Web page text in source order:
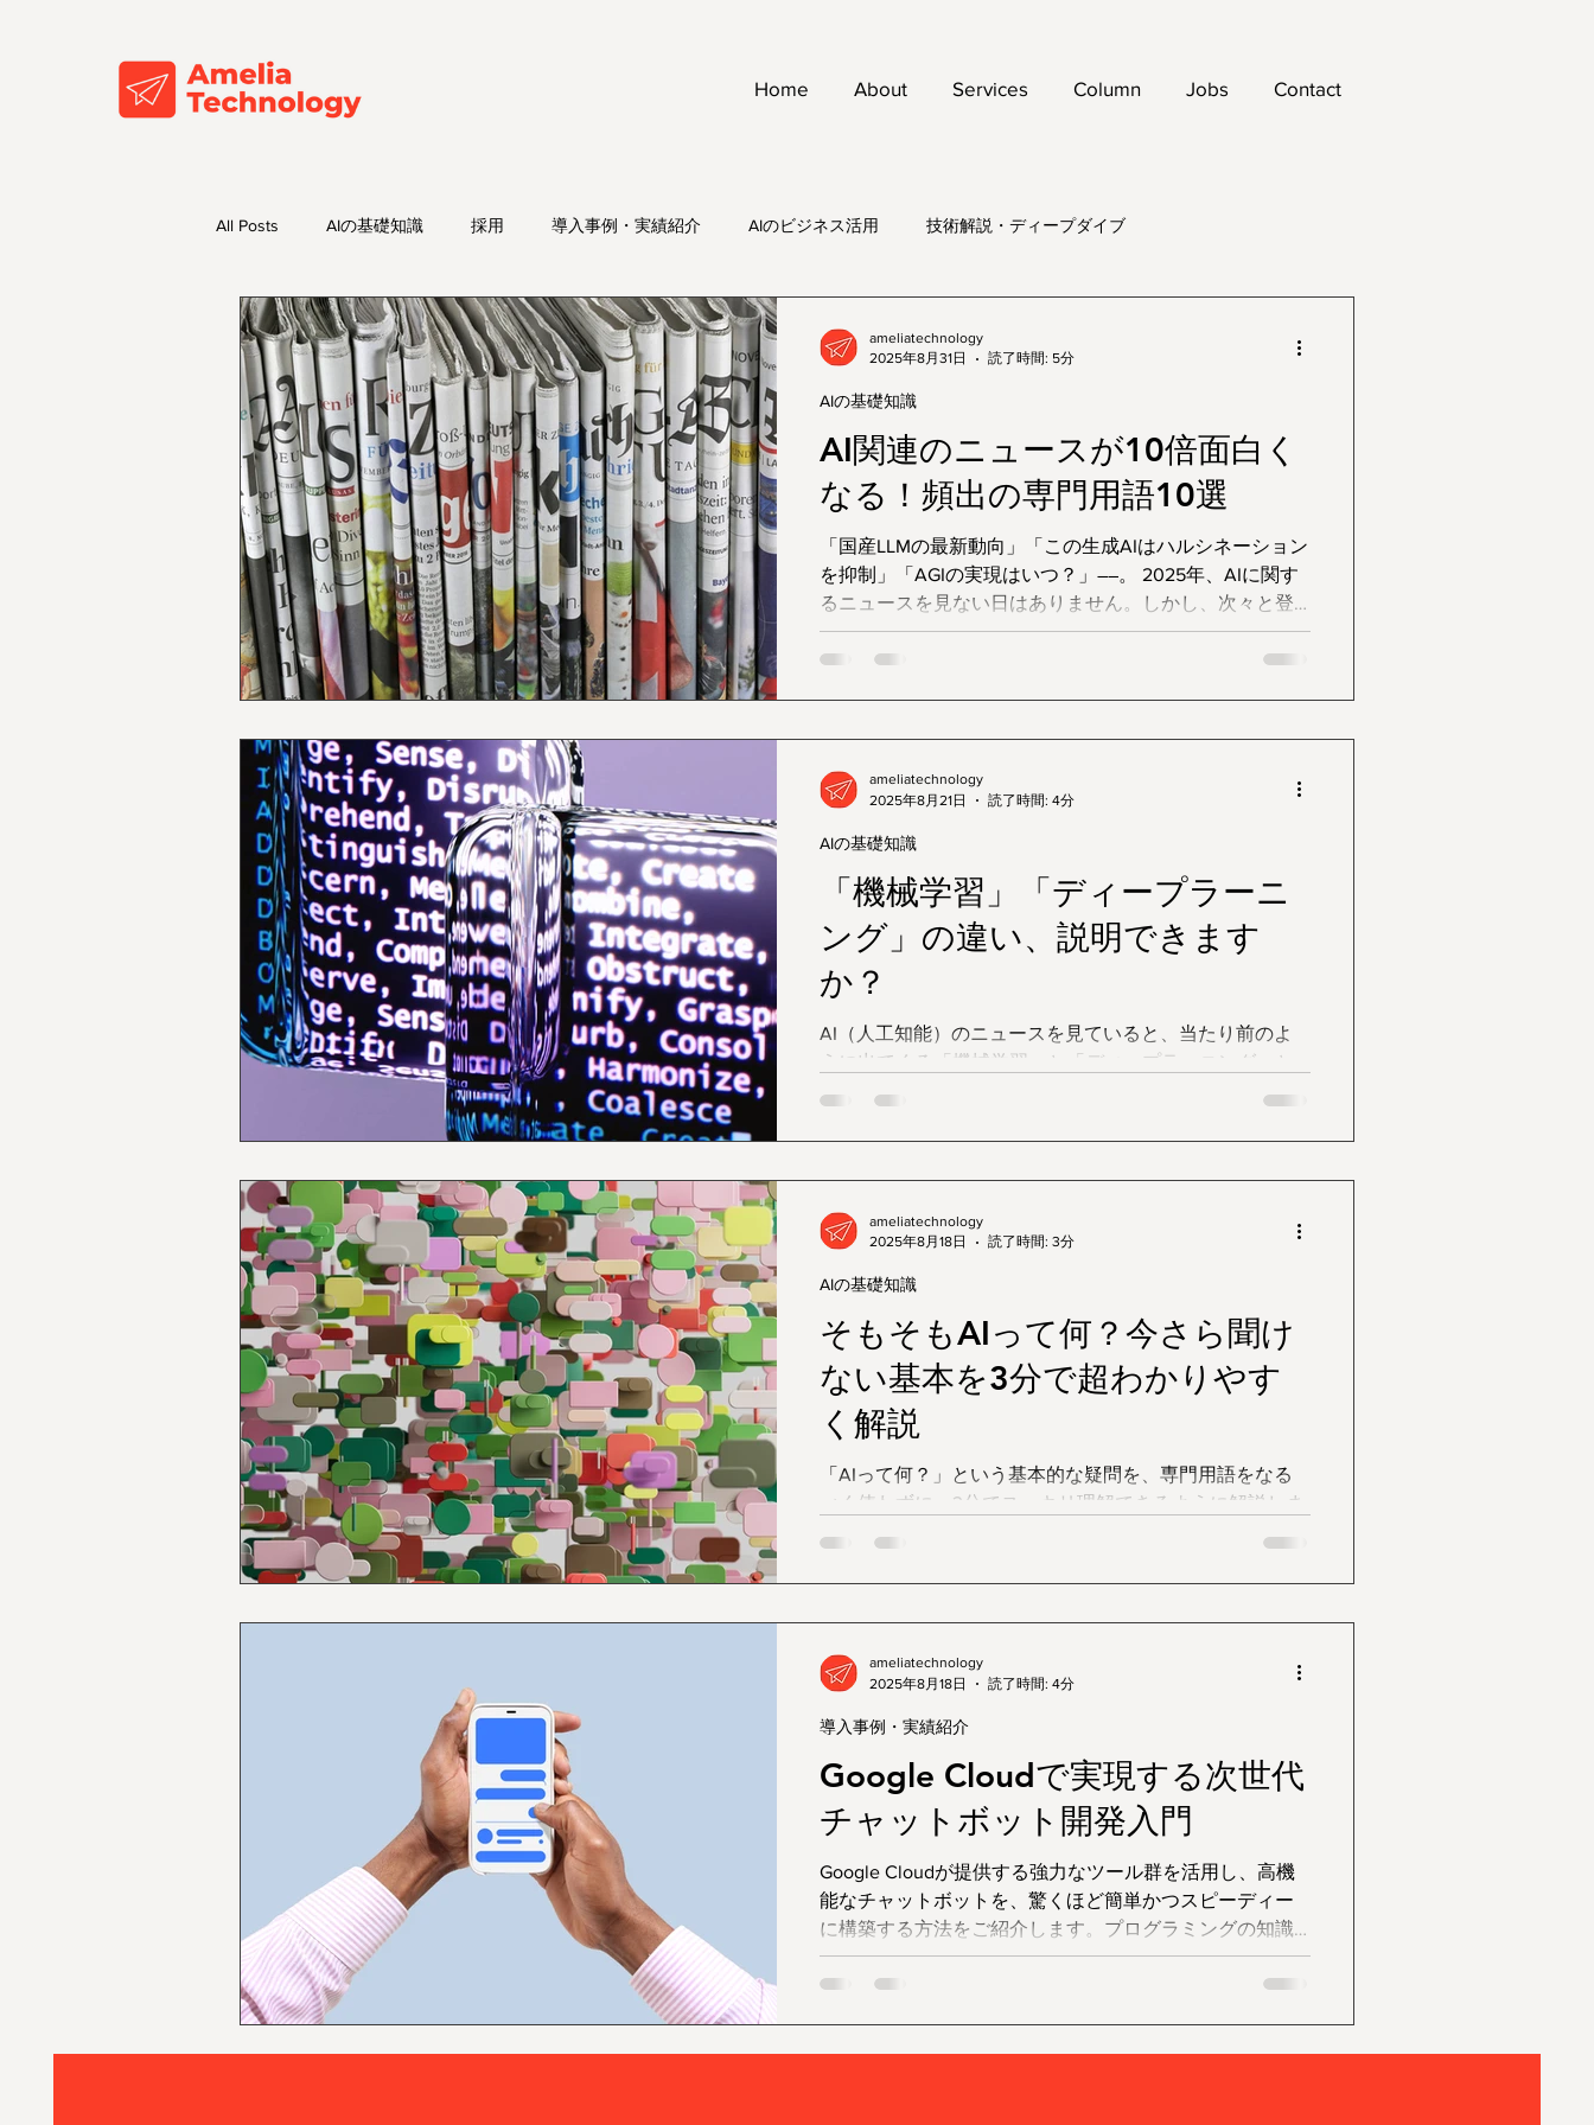
Home About Services Column Jobs Contact
All Posts AIの基礎知識 採用 導入事例・実績紹介 AIのビジネス活用 技術解説・ディープダイブ
AIトレンド・最新情報
AI関連のニュースが10倍面白く
なる！頻出の専門用語10選
「国産LLMの最新動向」「この生成AIはハルシネーション
を抑制」「AGIの実現はいつ？」――。 2025年、AIに関す
るニュースを見ない日はありません。しかし、次々と登
場するカタカナ語やアルファベットの略語に、少し戸惑
ってしまうことはないでしょうか？ 実は、頻繁に使われ
はまるで、サッカーの基本ルールを知ることで、試合観
戦が10倍楽しくなるのと同じです。 今回は、AIのニュー
スを読み解くための「鍵」となる、超頻出の専門用語10
個を、どこよりも分かりやすく解説します。
AIの基礎知識
ameliatechnology
2025年8月31日
読了時間: 5分
「機械学習」「ディープラーニ
ング」の違い、説明できます
か？
AI（人工知能）のニュースを見ていると、当たり前のよ
うに出てくる「機械学習」と「ディープラーニング」と
いう言葉。なんとなく「AI関連のすごい技術なんだろう
できる方は意外と少ないかもしれません。 この2つの言葉
は、しばしば混同されがちですが、その関係性と意味を
す。
AIの基礎知識
ameliatechnology
2025年8月21日
読了時間: 4分
そもそもAIって何？今さら聞け
ない基本を3分で超わかりやす
く解説
「AIって何？」という基本的な疑問を、専門用語をなる
べく使わずに、3分でスッキリ理解できるように解説しま
AIの基礎知識
ameliatechnology
2025年8月18日
読了時間: 3分
Google Cloudで実現する次世代
チャットボット開発入門
Google Cloudが提供する強力なツール群を活用し、高機
能なチャットボットを、驚くほど簡単かつスピーディー
に構築する方法をご紹介します。プログラミングの知識
がなくても、最新の生成AIを搭載したチャットボットを
作成できる時代が到来しています。
導入事例・実績紹介
ameliatechnology
2025年8月18日
読了時間: 4分